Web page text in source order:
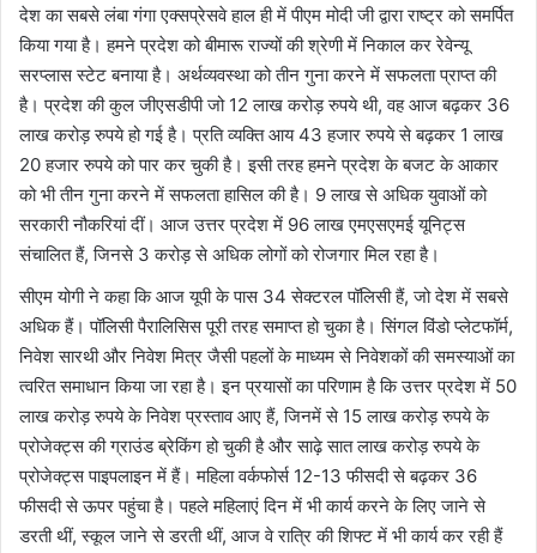
देश का सबसे लंबा गंगा एक्सप्रेसवे हाल ही में पीएम मोदी जी द्वारा राष्ट्र को समर्पित
किया गया है। हमने प्रदेश को बीमारू राज्यों की श्रेणी में निकाल कर रेवेन्यू
सरप्लास स्टेट बनाया है। अर्थव्यवस्था को तीन गुना करने में सफलता प्राप्त की
है। प्रदेश की कुल जीएसडीपी जो 12 लाख करोड़ रुपये थी, वह आज बढ़कर 36
लाख करोड़ रुपये हो गई है। प्रति व्यक्ति आय 43 हजार रुपये से बढ़कर 1 लाख
20 हजार रुपये को पार कर चुकी है। इसी तरह हमने प्रदेश के बजट के आकार
को भी तीन गुना करने में सफलता हासिल की है। 9 लाख से अधिक युवाओं को
सरकारी नौकरियां दीं। आज उत्तर प्रदेश में 96 लाख एमएसएमई यूनिट्स
संचालित हैं, जिनसे 3 करोड़ से अधिक लोगों को रोजगार मिल रहा है।
सीएम योगी ने कहा कि आज यूपी के पास 34 सेक्टरल पॉलिसी हैं, जो देश में सबसे
अधिक हैं। पॉलिसी पैरालिसिस पूरी तरह समाप्त हो चुका है। सिंगल विंडो प्लेटफॉर्म,
निवेश सारथी और निवेश मित्र जैसी पहलों के माध्यम से निवेशकों की समस्याओं का
त्वरित समाधान किया जा रहा है। इन प्रयासों का परिणाम है कि उत्तर प्रदेश में 50
लाख करोड़ रुपये के निवेश प्रस्ताव आए हैं, जिनमें से 15 लाख करोड़ रुपये के
प्रोजेक्ट्स की ग्राउंड ब्रेकिंग हो चुकी है और साढ़े सात लाख करोड़ रुपये के
प्रोजेक्ट्स पाइपलाइन में हैं। महिला वर्कफोर्स 12-13 फीसदी से बढ़कर 36
फीसदी से ऊपर पहुंचा है। पहले महिलाएं दिन में भी कार्य करने के लिए जाने से
डरती थीं, स्कूल जाने से डरती थीं, आज वे रात्रि की शिफ्ट में भी कार्य कर रही हैं